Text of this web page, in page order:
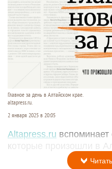
Главное за день в Алтайском крае.
altapress.ru.
2 января 2025 в 20:05
Altapress.ru
которые произошли в